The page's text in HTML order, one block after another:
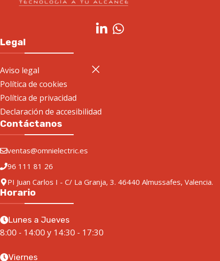
Legal
Aviso legal
Política de cookies
Política de privacidad
Declaración de accesibilidad
Contáctanos
ventas@omnielectric.es
96 111 81 26
PI Juan Carlos I - C/ La Granja, 3. 46440 Almussafes, Valencia.
Horario
Lunes a Jueves
8:00 - 14:00 y 14:30 - 17:30
Viernes